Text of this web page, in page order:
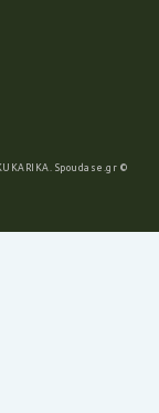
. Spoudase.gr ©